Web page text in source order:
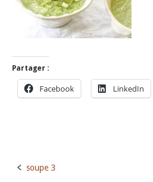
Partager :
Facebook LinkedIn
Post
soupe 3